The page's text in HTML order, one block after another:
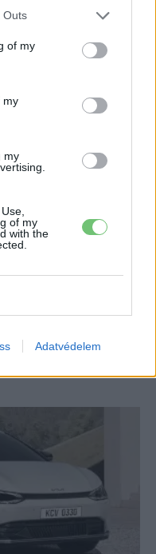
Outs
of my
my
my
of my
with the
Adatvédelem
jelenik meg a
modell elérhető lesz
Rivian